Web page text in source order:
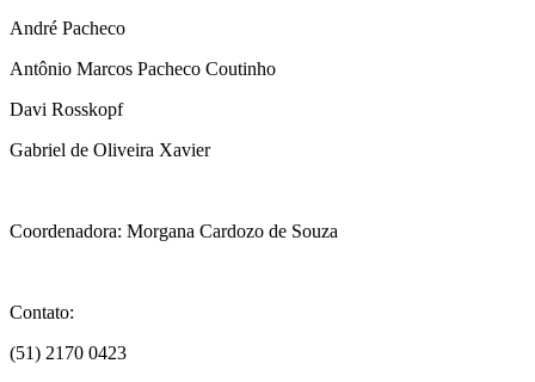
André Pacheco
Antônio Marcos Pacheco Coutinho
Davi Rosskopf
Gabriel de Oliveira Xavier
Coordenadora: Morgana Cardozo de Souza
Contato:
(51) 2170 0423